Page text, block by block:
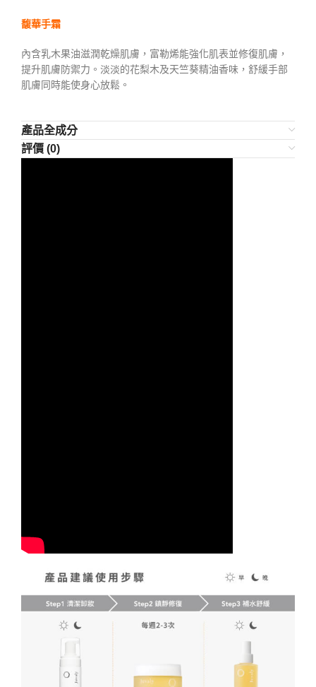
馥華手霜
內含乳木果油滋潤乾燥肌膚，富勒烯能強化肌表並修復肌膚，
提升肌膚防禦力。淡淡的花梨木及天竺葵精油香味，舒緩手部
肌膚同時能使身心放鬆。
產品全成分
評價 (0)